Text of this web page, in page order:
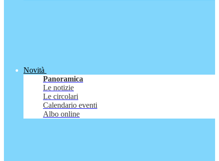
Novità
Panoramica
Le notizie
Le circolari
Calendario eventi
Albo online